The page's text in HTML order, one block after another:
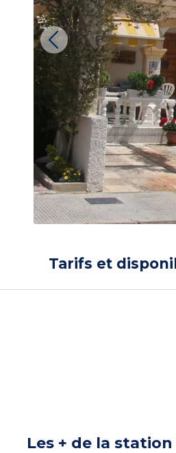
Tarifs et
Les + de la station